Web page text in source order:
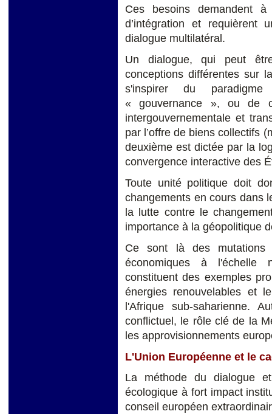
Ces besoins demandent
d’intégration et requièrent
dialogue multilatéral.
Un dialogue, qui peut
conceptions différentes sur
s'inspirer du
« gouvernance », ou de
intergouvernementale et
par l’offre de biens collectifs
deuxième est dictée par la
convergence interactive des
Toute unité politique doit
changements en cours dans
la lutte contre le
importance à la géopolitique
Ce sont là des mutations
économiques à l'échelle
constituent des exemples
énergies renouvelables et
l'Afrique sub-saharienne.
conflictuel, le rôle clé de la
les approvisionnements
L'Union Européenne et le
La méthode du dialogue
écologique à fort impact
conseil européen